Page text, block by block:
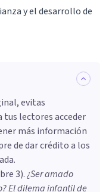
y el desarrollo de
evitas
tus lectores acceder
más información
de dar crédito a los
3).¿Ser amado
El dilema infantil de